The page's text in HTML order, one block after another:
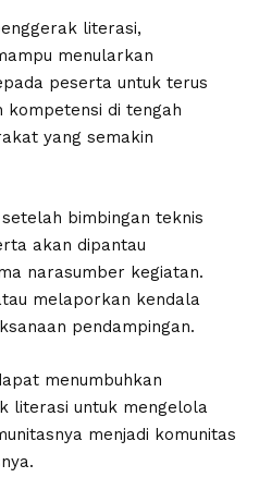
literasi,
menularkan
peserta untuk terus
kompetensi di tengah
yang semakin
bimbingan teknis
akan dipantau
narasumber kegiatan.
melaporkan kendala
pendampingan.
menumbuhkan
literasi untuk mengelola
menjadi komunitas